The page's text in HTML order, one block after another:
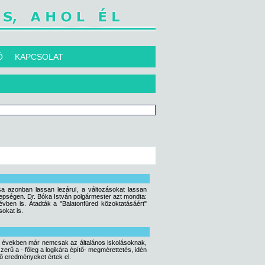
KAPCSOLAT
azonban lassan lezárul, a változásokat lassan
Dr. Bóka István polgármester azt mondta:
is. Átadták a "Balatonfüred közoktatásáért"
is.
már nemcsak az általános iskolásoknak,
a - főleg a logikára építő- megmérettetés, idén
eredményeket értek el.